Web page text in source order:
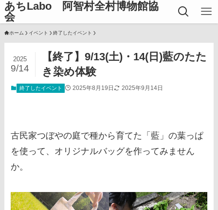
あちLabo 阿智村全村博物館協
会
ホーム イベント 終了したイベント
【終了】9/13(土)・14(日)藍のたた
き染め体験
2025
9/14
終了したイベント 2025年8月19日 2025年9月14日
古民家つぼやの庭で種から育てた「藍」の葉っぱ
を使って、オリジナルバッグを作ってみません
か。